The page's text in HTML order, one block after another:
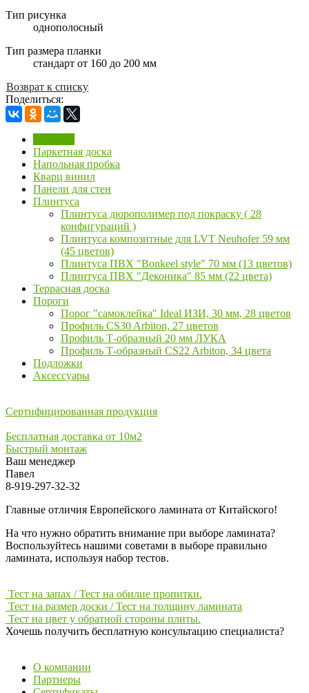
Тип рисунка
однополосный
Тип размера планки
стандарт от 160 до 200 мм
Возврат к списку
Поделиться:
Паркетная доска
Напольная пробка
Кварц винил
Панели для стен
Плинтуса
Плинтуса дюрополимер под покраску ( 28
конфигураций )
Плинтуса композитные для LVT Neuhofer 59 мм
(45 цветов)
Плинтуса ПВХ "Bonkeel style" 70 мм (13 цветов)
Плинтуса ПВХ "Деконика" 85 мм (22 цвета)
Террасная доска
Пороги
Порог "самоклейка" Ideal ИЗИ, 30 мм, 28 цветов
Профиль CS30 Arbiton, 27 цветов
Профиль Т-образный 20 мм ЛУКА
Профиль Т-образный CS22 Arbiton, 34 цвета
Подложки
Аксессуары
Сертифицированная продукция
Бесплатная доставка от 10м2
Быстрый монтаж
Ваш менеджер
Павел
8-919-297-32-32
Главные отличия Европейского ламината от Китайского!
На что нужно обратить внимание при выборе ламината?
Воспользуйтесь нашими советами в выборе правильно
ламината, используя набор тестов.
Тест на запах / Тест на обилие пропитки.
Тест на размер доски / Тест на толщину ламината
Тест на цвет у обратной стороны плиты.
Хочешь получить бесплатную консультацию специалиста?
О компании
Партнеры